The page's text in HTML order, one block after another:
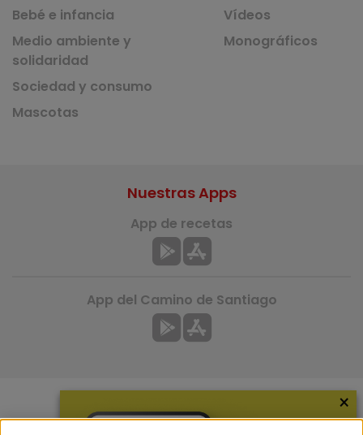
Bebé e infancia
Medio ambiente y
solidaridad
Sociedad y consumo
Mascotas
Vídeos
Monográficos
Más información
Nuestras Apps
App de recetas
App del Camino de Santiago
×